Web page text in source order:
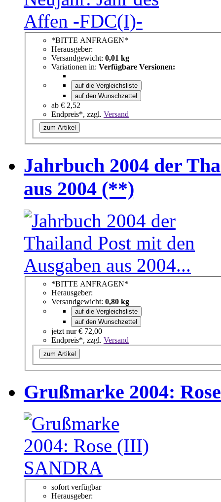
*BITTE ANFRAGEN*
Herausgeber:
Versandgewicht: 0,01 kg
Variationen in: Verfügbare Versionen:
auf die Vergleichsliste
auf den Wunschzettel
ab € 2,52
Endpreis*, zzgl. Versand
zum Artikel
Jahrbuch 2004 der
aus 2004 (**)
*BITTE ANFRAGEN*
Herausgeber:
Versandgewicht: 0,80 kg
auf die Vergleichsliste
auf den Wunschzettel
jetzt nur€ 72,00
Endpreis*, zzgl. Versand
zum Artikel
Grußmarke 2004:
sofort verfügbar
Herausgeber: